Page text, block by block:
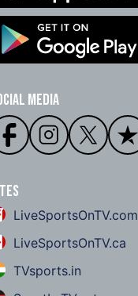
Media
LiveSportsOnTV.com
LiveSportsOnTV.ca
TVsports.in